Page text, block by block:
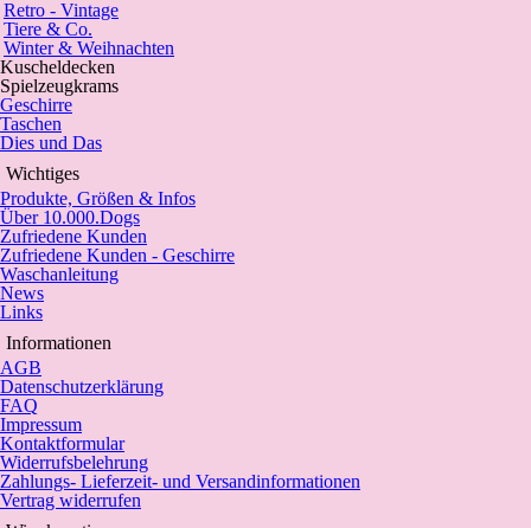
Retro - Vintage
Tiere & Co.
Winter & Weihnachten
Kuscheldecken
Spielzeugkrams
Geschirre
Taschen
Dies und Das
Wichtiges
Produkte, Größen & Infos
Über 10.000.Dogs
Zufriedene Kunden
Zufriedene Kunden - Geschirre
Waschanleitung
News
Links
Informationen
AGB
Datenschutzerklärung
FAQ
Impressum
Kontaktformular
Widerrufsbelehrung
Zahlungs- Lieferzeit- und Versandinformationen
Vertrag widerrufen